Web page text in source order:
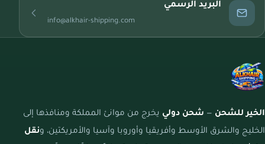
البريد الرسمي
info@alkhair-shipping.com
الخير للشحن — شحن دولي يخرج من موانئ المملكة ومنافذها إلى
الخليج والشرق الأوسط وأفريقيا وأوروبا وآسيا والأمريكتين، ونقل